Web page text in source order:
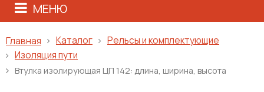
МЕНЮ
Главная Каталог
Рельсы и комплектующие
Изоляция пути
Втулка изолирующая ЦП 142: длина, ширина, высота